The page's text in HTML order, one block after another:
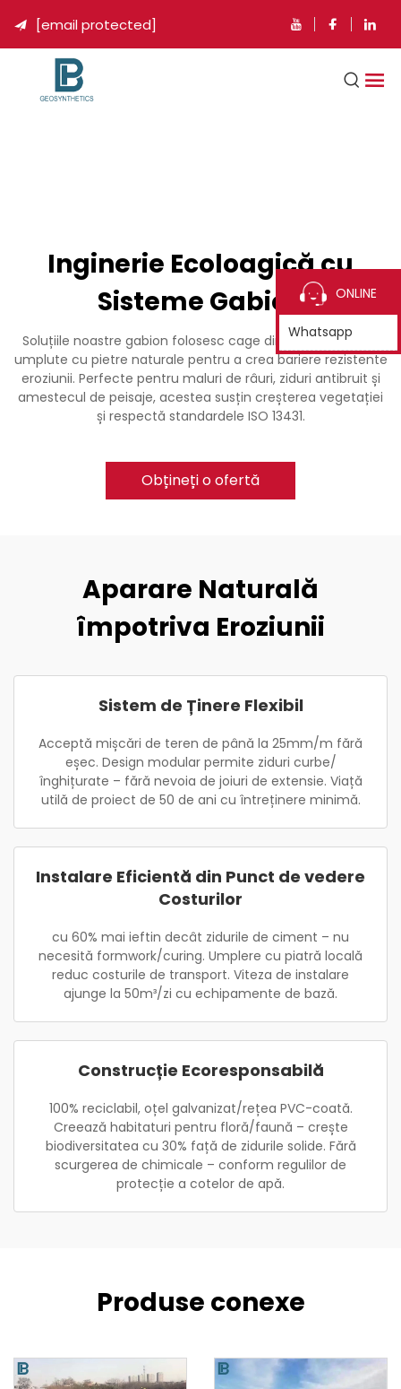
 [email protected]
Inginerie Ecoloagică cu
Sisteme Gabion
Soluțiile noastre gabion folosesc cage din oțel galvanizat
umplute cu pietre naturale pentru a crea bariere rezistente
eroziunii. Perfecte pentru maluri de râuri, ziduri antibruit și
amestecul de peisaje, acestea susțin creșterea vegetației
și respectă standardele ISO 13431.
Obțineți o ofertă
Aparare Naturală
împotriva Eroziunii
Sistem de Ținere Flexibil
Acceptă mișcări de teren de până la 25mm/m fără
eșec. Design modular permite ziduri curbe/
înghițurate – fără nevoia de joiuri de extensie. Viață
utilă de proiect de 50 de ani cu întreținere minimă.
Instalare Eficientă din Punct de vedere
Costurilor
cu 60% mai ieftin decât zidurile de ciment – nu
necesită formwork/curing. Umplere cu piatră locală
reduc costurile de transport. Viteza de instalare
ajunge la 50m³/zi cu echipamente de bază.
Construcție Ecoresponsabilă
100% reciclabil, oțel galvanizat/rețea PVC-coată.
Creează habitaturi pentru floră/faună – crește
biodiversitatea cu 30% față de zidurile solide. Fără
scurgerea de chimicale – conform regulilor de
protecție a cotelor de apă.
Produse conexe
ONLINE
Whatsapp